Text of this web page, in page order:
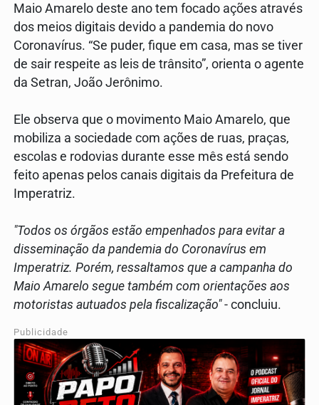
Maio Amarelo deste ano tem focado ações através
dos meios digitais devido a pandemia do novo
Coronavírus. “Se puder, fique em casa, mas se tiver
de sair respeite as leis de trânsito”, orienta o agente
da Setran, João Jerônimo.
Ele observa que o movimento Maio Amarelo, que
mobiliza a sociedade com ações de ruas, praças,
escolas e rodovias durante esse mês está sendo
feito apenas pelos canais digitais da Prefeitura de
Imperatriz.
"Todos os órgãos estão empenhados para evitar a
disseminação da pandemia do Coronavírus em
Imperatriz. Porém, ressaltamos que a campanha do
Maio Amarelo segue também com orientações aos
motoristas autuados pela fiscalização"- concluiu.
Publicidade